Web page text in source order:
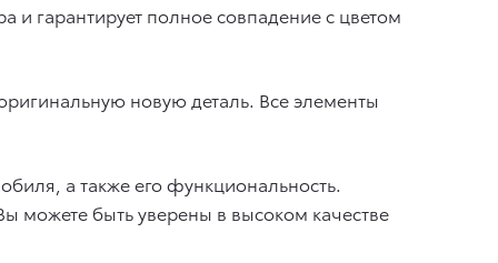
и гарантирует полное совпадение с цветом
новую деталь. Все элементы
а также его функциональность.
можете быть уверены в высоком качестве